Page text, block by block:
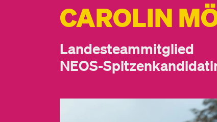
CAROLIN
Landesteammitglied
NEOS-